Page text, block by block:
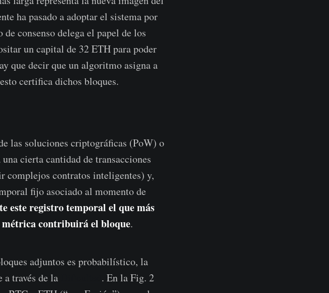
ha pasado a adoptar el sistema por
consenso delega el papel de los
un capital de 32 ETH para poder
que decir que un algoritmo asigna a
certifica dichos bloques.
las soluciones criptográficas (PoW) o
cierta cantidad de transacciones
complejos contratos inteligentes) y,
fijo asociado al momento de
este registro temporal el que más
contribuirá el bloque.
adjuntos es probabilístico, la
través de la
. En la Fig. 2